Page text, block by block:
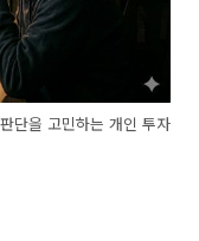
단을 고민하는 개인 투자